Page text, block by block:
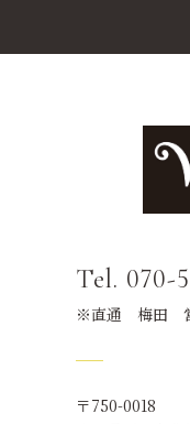
Tel. 070-
※直通 梅田 営
〒750-0018